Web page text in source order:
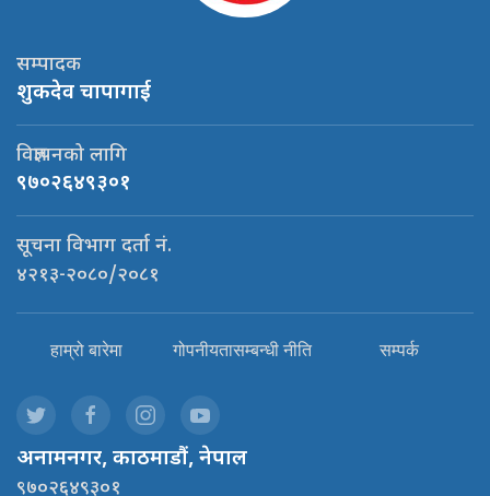
सम्पादक
शुकदेव चापागाई
विज्ञापनको लागि
९७०२६४९३०१
सूचना विभाग दर्ता नं.
४२१३-२०८०/२०८१
हाम्रो बारेमा गोपनीयतासम्बन्धी नीति सम्पर्क
अनामनगर, काठमाडौं, नेपाल
९७०२६४९३०१